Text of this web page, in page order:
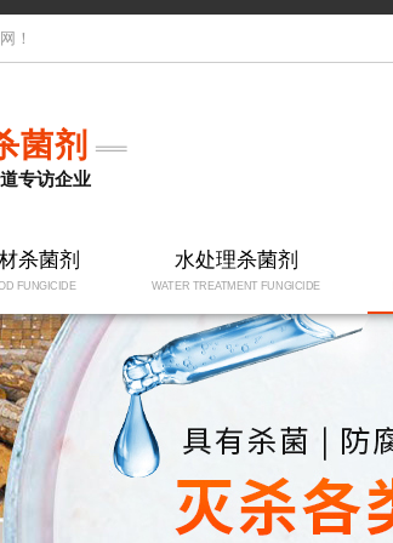
！
菌剂
专访企业
杀菌剂
FUNGICIDE
水处理杀菌剂
WATER TREATMENT FUNGICIDE